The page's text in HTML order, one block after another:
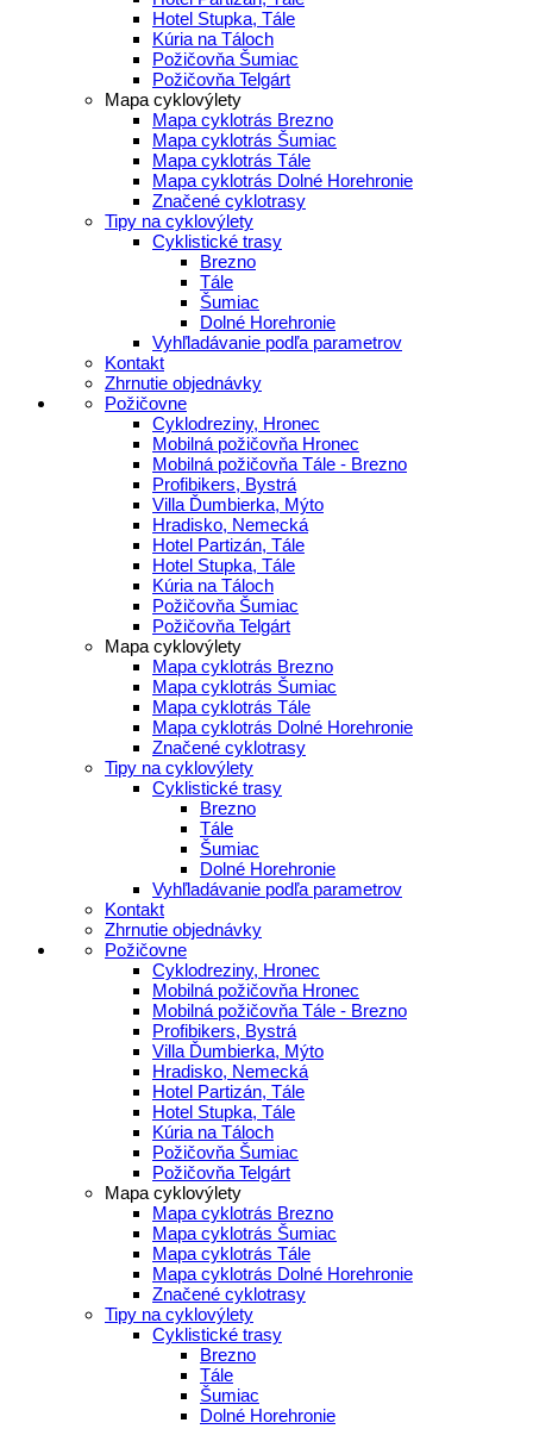
Hotel Stupka, Tále
Kúria na Táloch
Požičovňa Šumiac
Požičovňa Telgárt
Mapa cyklovýlety
Mapa cyklotrás Brezno
Mapa cyklotrás Šumiac
Mapa cyklotrás Tále
Mapa cyklotrás Dolné Horehronie
Značené cyklotrasy
Tipy na cyklovýlety
Cyklistické trasy
Brezno
Tále
Šumiac
Dolné Horehronie
Vyhľladávanie podľa parametrov
Kontakt
Zhrnutie objednávky
Požičovne
Cyklodreziny, Hronec
Mobilná požičovňa Hronec
Mobilná požičovňa Tále - Brezno
Profibikers, Bystrá
Villa Ďumbierka, Mýto
Hradisko, Nemecká
Hotel Partizán, Tále
Hotel Stupka, Tále
Kúria na Táloch
Požičovňa Šumiac
Požičovňa Telgárt
Mapa cyklovýlety
Mapa cyklotrás Brezno
Mapa cyklotrás Šumiac
Mapa cyklotrás Tále
Mapa cyklotrás Dolné Horehronie
Značené cyklotrasy
Tipy na cyklovýlety
Cyklistické trasy
Brezno
Tále
Šumiac
Dolné Horehronie
Vyhľladávanie podľa parametrov
Kontakt
Zhrnutie objednávky
Požičovne
Cyklodreziny, Hronec
Mobilná požičovňa Hronec
Mobilná požičovňa Tále - Brezno
Profibikers, Bystrá
Villa Ďumbierka, Mýto
Hradisko, Nemecká
Hotel Partizán, Tále
Hotel Stupka, Tále
Kúria na Táloch
Požičovňa Šumiac
Požičovňa Telgárt
Mapa cyklovýlety
Mapa cyklotrás Brezno
Mapa cyklotrás Šumiac
Mapa cyklotrás Tále
Mapa cyklotrás Dolné Horehronie
Značené cyklotrasy
Tipy na cyklovýlety
Cyklistické trasy
Brezno
Tále
Šumiac
Dolné Horehronie